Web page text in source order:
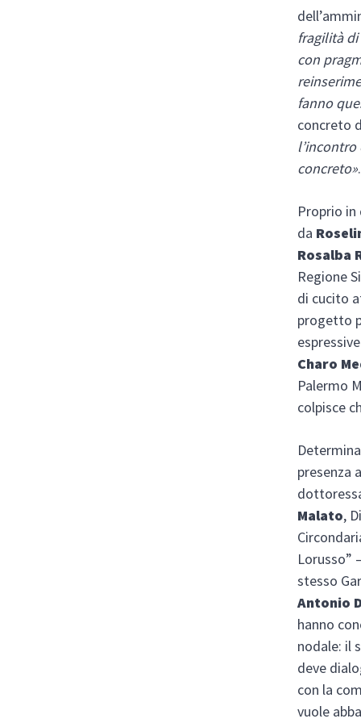
fragilità
con
fanno
concreto
concreto».
Proprio
da
Rosalba
Regione
di cucito
progetto
Charo
Palermo
colpisce
presenza
Malato,
Lorusso”
stesso
Antonio
hanno
nodale: il
deve
con la
vuole